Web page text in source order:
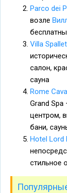
Parco dei
возле
Villa
салон,
сауна
Rome
Grand
центром,
бани,
Hotel Lord
стильное